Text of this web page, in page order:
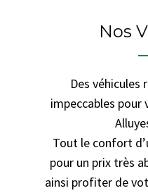
Nos
Des
impeccables pour
Tout le confort
pour un prix très
ainsi profiter de